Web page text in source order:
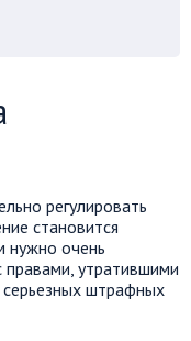
регулировать
становится
нужно очень
правами, утратившими
серьезных штрафных